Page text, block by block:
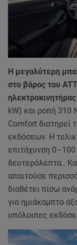
Η μεγαλύτερη
στο βάρος του
kW) και ροπή 310
Comfort διατηρεί
εκδόσεων. Η
επιτάχυνση
δευτερόλεπτα..
απαιτούσε
διαθέτει πίσω
για ημιάκαμπτο
υπόλοιπες